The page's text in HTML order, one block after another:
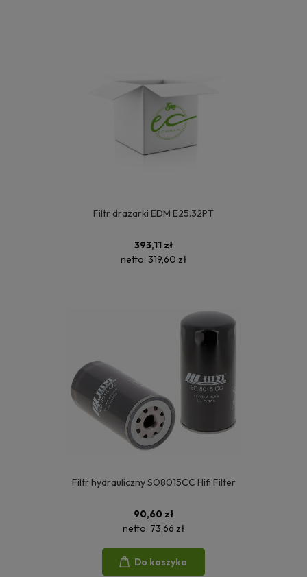
Filtr drazarki EDM E25.32PT
393,11 zł
netto: 319,60 zł
Filtr hydrauliczny SO8015CC Hifi Filter
90,60 zł
netto: 73,66 zł
Do koszyka